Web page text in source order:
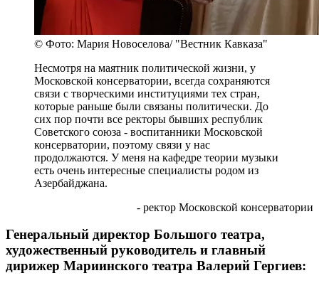
© Фото: Мария Новоселова/ "Вестник Кавказа"
Несмотря на маятник политической жизни, у
Московской консерватории, всегда сохраняются
связи с творческими институциями тех стран,
которые раньше были связаны политически. До
сих пор почти все ректоры бывших республик
Советского союза - воспитанники Московской
консерватории, поэтому связи у нас
продолжаются. У меня на кафедре теории музыки
есть очень интересные специалисты родом из
Азербайджана.
- ректор Московской консерватории
Генеральный директор Большого театра,
художественный руководитель и главный
дирижер Мариинского театра Валерий Гергиев: